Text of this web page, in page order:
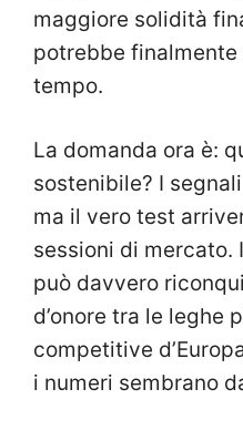
maggiore solidità
potrebbe
tempo.
La domanda ora è:
sostenibile? I
ma il vero test
sessioni di
può davvero
d’onore tra le leghe
competitive
i numeri sembrano